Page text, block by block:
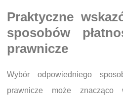
Praktyczne
sposobów
prawnicze
Wybór odpowiedniego
prawnicze może